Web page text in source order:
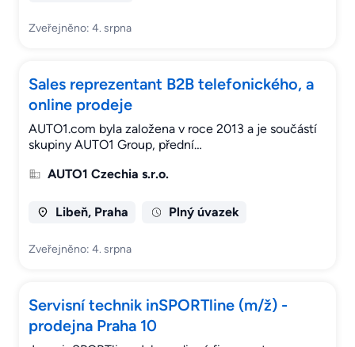
Zveřejněno: 4. srpna
Sales reprezentant B2B telefonického, a
online prodeje
AUTO1.com byla založena v roce 2013 a je součástí
skupiny AUTO1 Group, přední…
AUTO1 Czechia s.r.o.
Libeň, Praha Plný úvazek
Zveřejněno: 4. srpna
Servisní technik inSPORTline (m/ž) -
prodejna Praha 10